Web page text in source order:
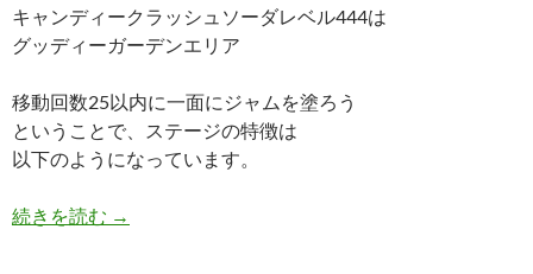
キャンディークラッシュソーダレベル444は
グッディーガーデンエリア
移動回数25以内に一面にジャムを塗ろう
ということで、ステージの特徴は
以下のようになっています。
続きを読む キャンディークラッシュソーダ レベル444 攻略
→